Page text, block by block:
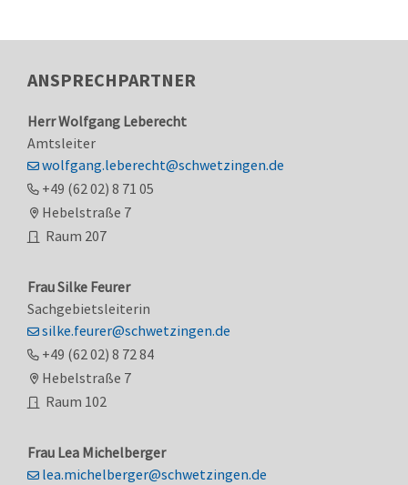
ANSPRECHPARTNER
HerrWolfgang Leberecht
Amtsleiter
wolfgang.leberecht@schwetzingen.de
+49 (6202) 8 71 05
Hebelstraße 7
Raum 207
FrauSilke Feurer
Sachgebietsleiterin
silke.feurer@schwetzingen.de
+49 (6202) 8 7284
Hebelstraße 7
Raum 102
Frau Lea Michelberger
lea.michelberger@schwetzingen.de